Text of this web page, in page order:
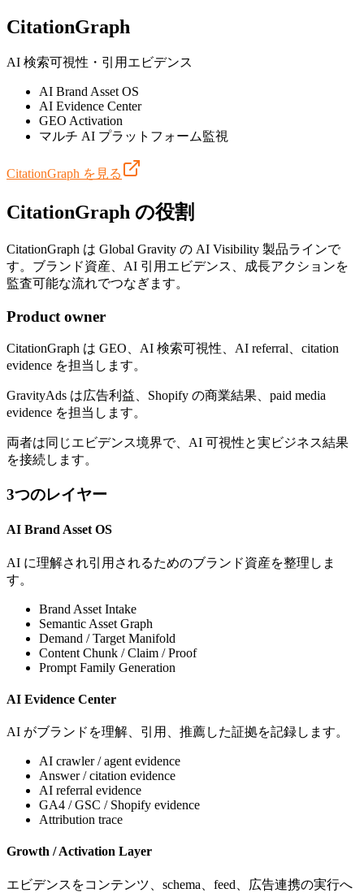
CitationGraph
AI 検索可視性・引用エビデンス
AI Brand Asset OS
AI Evidence Center
GEO Activation
マルチ AI プラットフォーム監視
CitationGraph を見る
CitationGraph の役割
CitationGraph は Global Gravity の AI Visibility 製品ラインで
す。ブランド資産、AI 引用エビデンス、成長アクションを
監査可能な流れでつなぎます。
Product owner
CitationGraph は GEO、AI 検索可視性、AI referral、citation
evidence を担当します。
GravityAds は広告利益、Shopify の商業結果、paid media
evidence を担当します。
両者は同じエビデンス境界で、AI 可視性と実ビジネス結果
を接続します。
3つのレイヤー
AI Brand Asset OS
AI に理解され引用されるためのブランド資産を整理しま
す。
Brand Asset Intake
Semantic Asset Graph
Demand / Target Manifold
Content Chunk / Claim / Proof
Prompt Family Generation
AI Evidence Center
AI がブランドを理解、引用、推薦した証拠を記録します。
AI crawler / agent evidence
Answer / citation evidence
AI referral evidence
GA4 / GSC / Shopify evidence
Attribution trace
Growth / Activation Layer
エビデンスをコンテンツ、schema、feed、広告連携の実行へ